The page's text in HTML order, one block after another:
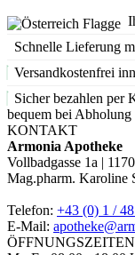
Schnelle Lieferung
Versandkostenfrei
Sicher bezahlen per
bequem bei
KONTAKT
Armonia Apotheke
Vollbadgasse 1a |
Mag.pharm. Karoline
Telefon: +43 (0) 1 /
E-Mail:
ÖFFNUNGSZEITEN